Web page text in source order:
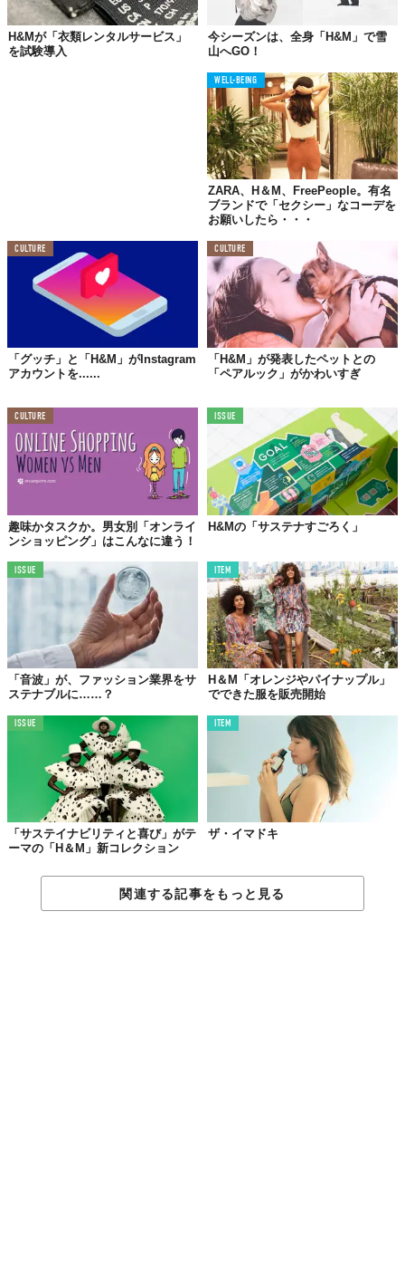
H&Mが「衣類レンタルサービス」
を試験導入
今シーズンは、全身「H&M」で雪
山へGO！
WELL-BEING
ZARA、H＆M、FreePeople。有名
ブランドで「セクシー」なコーデを
お願いしたら・・・
CULTURE
「グッチ」と「H&M」がInstagram
アカウントを......
CULTURE
「H&M」が発表したペットとの
「ペアルック」がかわいすぎ
CULTURE
趣味かタスクか。男女別「オンライ
ンショッピング」はこんなに違う！
ISSUE
H&Mの「サステナすごろく」
ISSUE
「音波」が、ファッション業界をサ
ステナブルに……？
ITEM
H＆M「オレンジやパイナップル」
でできた服を販売開始
ISSUE
「サステイナビリティと喜び」がテ
ーマの「H＆M」新コレクション
ITEM
ザ・イマドキ
関連する記事をもっと見る